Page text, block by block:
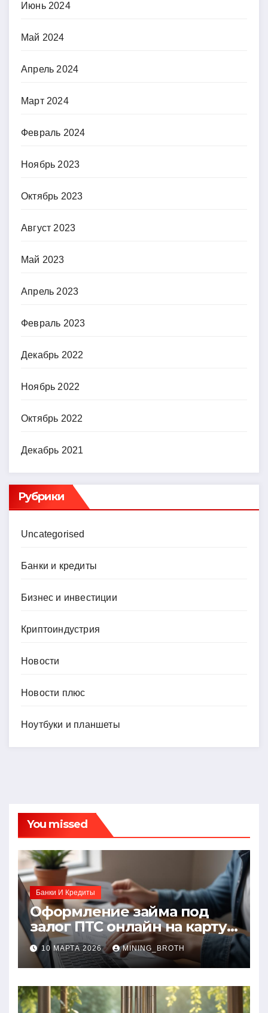
Июнь 2024
Май 2024
Апрель 2024
Март 2024
Февраль 2024
Ноябрь 2023
Октябрь 2023
Август 2023
Май 2023
Апрель 2023
Февраль 2023
Декабрь 2022
Ноябрь 2022
Октябрь 2022
Декабрь 2021
Рубрики
Uncategorised
Банки и кредиты
Бизнес и инвестиции
Криптоиндустрия
Новости
Новости плюс
Ноутбуки и планшеты
You missed
Банки И Кредиты
Оформление займа под
залог ПТС онлайн на карту
без визита в офис: порядок,
требования и документы
10 МАРТА 2026 MINING_BROTH